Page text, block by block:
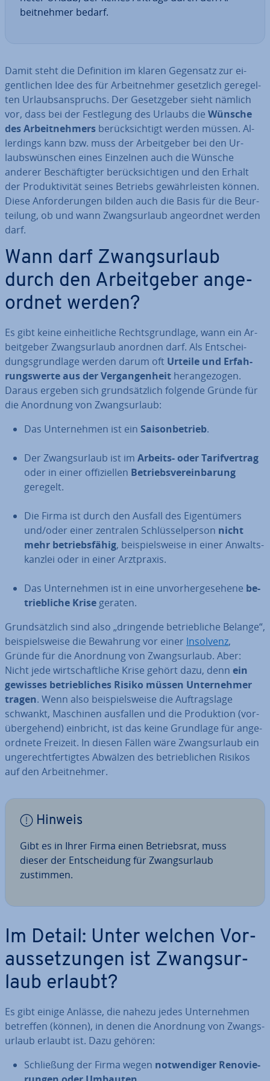
beit­neh­mer bedarf.
Damit steht die De­fi­ni­ti­on im klaren Gegensatz zur ei­
gent­li­chen Idee des für Ar­beit­neh­mer ge­setz­lich ge­re­gel­
ten Ur­laubs­an­spruchs. Der Ge­setz­ge­ber sieht nämlich
vor, dass bei der Fest­le­gung des Urlaubs die Wünsche
des Ar­beit­neh­mers be­rück­sich­tigt werden müssen. Al­
ler­dings kann bzw. muss der Ar­beit­ge­ber bei den Ur­
laubs­wün­schen eines Einzelnen auch die Wünsche
anderer Be­schäf­tig­ter be­rück­sich­ti­gen und den Erhalt
der Pro­duk­ti­vi­tät seines Betriebs ge­währ­leis­ten können.
Diese An­for­de­run­gen bilden auch die Basis für die Be­ur­
tei­lung, ob und wann Zwangs­ur­laub an­ge­ord­net werden
darf.
Wann darf Zwangs­ur­laub
durch den Ar­beit­ge­ber an­ge­
ord­net werden?
Es gibt keine ein­heit­li­che Rechts­grund­la­ge, wann ein Ar­
beit­ge­ber Zwangs­ur­laub anordnen darf. Als Ent­schei­
dungs­grund­la­ge werden darum oft Urteile und Er­fah­
rungs­wer­te aus der Ver­gan­gen­heit her­an­ge­zo­gen.
Daraus ergeben sich grund­sätz­lich folgende Gründe für
die Anordnung von Zwangs­ur­laub:
Das Un­ter­neh­men ist ein Sai­son­be­trieb.
Der Zwangs­ur­laub ist im Arbeits- oder Ta­rif­ver­trag
oder in einer of­fi­zi­el­len Be­triebs­ver­ein­ba­rung
geregelt.
Die Firma ist durch den Ausfall des Ei­gen­tü­mers
und/oder einer zentralen Schlüs­sel­per­son nicht
mehr be­triebs­fä­hig, bei­spiels­wei­se in einer An­walts­
kanz­lei oder in einer Arzt­pra­xis.
Das Un­ter­neh­men ist in eine un­vor­her­ge­se­he­ne be­
trieb­li­che Krise geraten.
Grund­sätz­lich sind also „dringende be­trieb­li­che Belange“,
bei­spiels­wei­se die Bewahrung vor einer Insolvenz,
Gründe für die Anordnung von Zwangs­ur­laub. Aber:
Nicht jede wirt­schaft­li­che Krise gehört dazu, denn ein
gewisses be­trieb­li­ches Risiko müssen Un­ter­neh­mer
tragen. Wenn also bei­spiels­wei­se die Auf­trags­la­ge
schwankt, Maschinen ausfallen und die Pro­duk­ti­on (vor­
über­ge­hend) einbricht, ist das keine Grundlage für an­ge­
ord­ne­te Freizeit. In diesen Fällen wäre Zwangs­ur­laub ein
un­ge­recht­fer­tig­tes Abwälzen des be­trieb­li­chen Risikos
auf den Ar­beit­neh­mer.
Hinweis
Gibt es in Ihrer Firma einen Be­triebs­rat, muss
dieser der Ent­schei­dung für Zwangs­ur­laub
zustimmen.
Im Detail: Unter welchen Vor­
aus­set­zun­gen ist Zwangs­ur­
laub erlaubt?
Es gibt einige Anlässe, die nahezu jedes Un­ter­neh­men
betreffen (können), in denen die Anordnung von Zwangs­
ur­laub erlaubt ist. Dazu gehören:
Schlie­ßung der Firma wegen not­wen­di­ger Re­no­vie­